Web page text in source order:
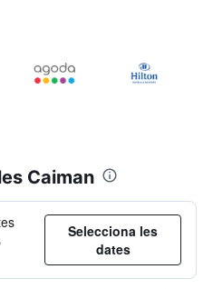
Caiman
Selecciona les
dates